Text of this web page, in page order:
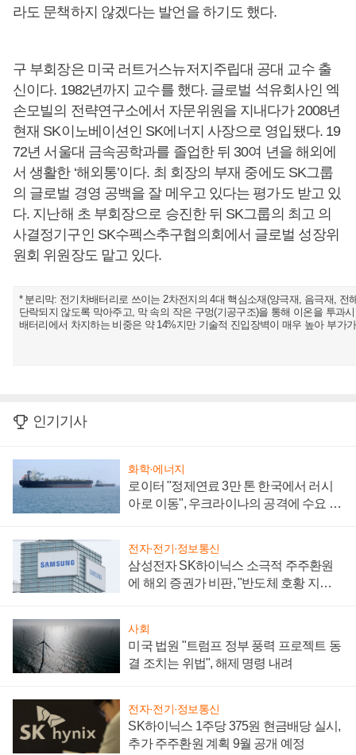
라도 문책하지 않겠다는 발언을 하기도 했다.
구 부회장은 미국 러트거스뉴저지주립대 공대 교수 출
신이다. 1982년까지 교수를 했다. 글로벌 석유회사인 엑
손모빌의 전략연구소에서 자문위원을 지내다가 2008년
현재 SK이노베이션인 SK에너지 사장으로 영입됐다. 19
72년 서울대 금속공학과를 졸업한 뒤 30여 년을 해외에
서 생활한 ‘해외통’이다. 최 회장의 부재 중에도 SK그룹
의 글로벌 경영 공백을 잘 메우고 있다는 평가도 받고 있
다. 지난해 초 부회장으로 승진한 뒤 SK그룹의 최고 의
사결정기구인 SK수펙스추구협의회에서 글로벌 성장위
원회 위원장도 맡고 있다.
* 분리막: 전기차배터리로 쓰이는 2차전지의 4대 핵심소재(양극재, 음극재, 전
단락되지 않도록 막아주고, 막 속의 작은 구멍(기공구조)을 통해 이온을 투과
배터리에서 차지하는 비중은 약 14%지만 기술적 진입장벽이 매우 높아 부가
인기기사
화학·에너지
로이터 "정제연료 3만 톤 한국에서 러시
아로 이동", 우크라이나의 공격에 수요 늘
전자·전기·정보통신
삼성전자 SK하이닉스 소극적 주주환원
에 해외 증권가 비판, "반도체 호황 지속
사회
미국 법원 "트럼프 정부 풍력 프로젝트 동
결 조치는 위법", 해제 명령 내려
전자·전기·정보통신
SK하이닉스 1주당 375원 현금배당 실시,
추가 주주환원 계획 9월 공개 예정